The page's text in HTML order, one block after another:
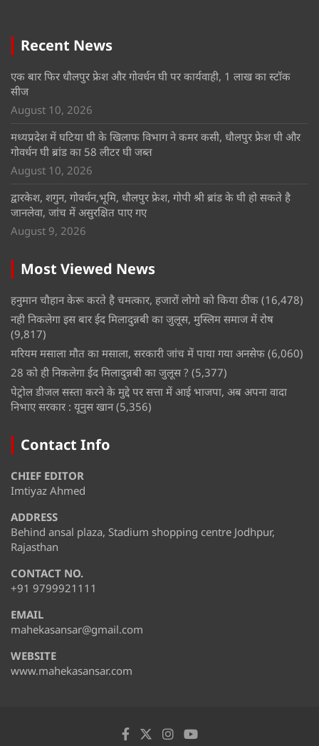
Recent News
एक बार फिर धौलपुर फ्रेश और गोवर्धन घी पर कार्यवाही, 1 लाख का स्टॉक
सीज
August 10, 2026
मध्यप्रदेश में घटिया घी के खिलाफ विभाग ने कमर कसी, धौलपुर फ्रेश घी और
गोवर्धन घी ब्रांड का 58 लीटर घी जब्त
August 10, 2026
द्वारकेश, शगुन, गोवर्धन,भूमि, धौलपुर फ्रेश, गोपी श्री ब्रांड के घी हो सकते है
जानलेवा, जांच में असुरक्षित पाए गए
August 9, 2026
Most Viewed News
हनुमान चौहान केरू करते है चमत्कार, हजारों लोगो को किया ठीक (16,478)
नही निकलेगा इस बार ईद मिलादुन्नबी का जुलूस, मुस्लिम समाज में रोष
(9,817)
मरियम मसाला मौत का मसाला, सरकारी जांच में पाया गया अनसेफ (6,060)
28 को ही निकलेगा ईद मिलादुन्नबी का जुलूस ? (5,377)
पेट्रोल डीजल सस्ता करने के मुद्दे पर सत्ता में आई भाजपा, अब अपना वादा
निभाए सरकार : यूनुस खान (5,356)
Contact Info
CHIEF EDITOR
Imtiyaz Ahmed
ADDRESS
Behind ansal plaza, Stadium shopping centre Jodhpur,
Rajasthan
CONTACT NO.
+91 9799921111
EMAIL
mahekasansar@gmail.com
WEBSITE
www.mahekasansar.com